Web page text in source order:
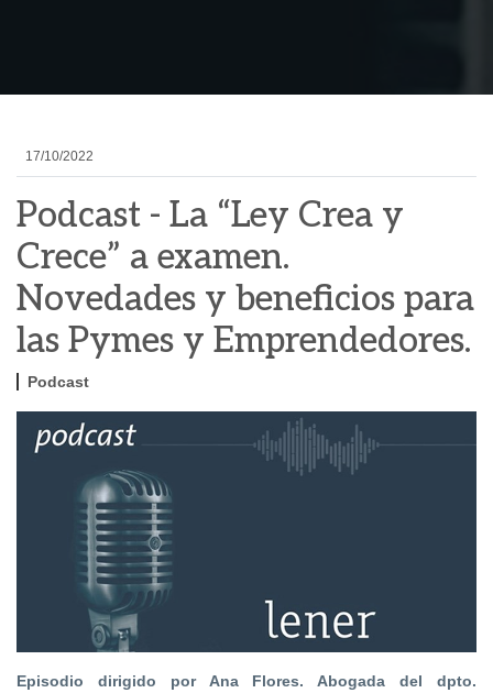
17/10/2022
Podcast - La “Ley Crea y
Crece” a examen.
Novedades y beneficios para
las Pymes y Emprendedores.
Podcast
Episodio dirigido por Ana Flores. Abogada del dpto.